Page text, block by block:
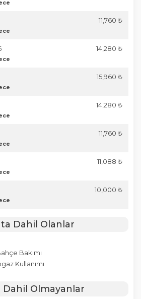
11,760 ₺
14,280 ₺
15,960 ₺
14,280 ₺
11,760 ₺
11,088 ₺
10,000 ₺
Dahil Olanlar
Bakımı
Kullanımı
Dahil Olmayanlar